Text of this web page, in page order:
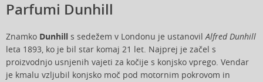
Parfumi Dunhill
Znamko Dunhill s sedežem v Londonu je ustanovilAlfred Dunhill
leta 1893, ko je bil star komaj 21 let. Najprej je začel s
proizvodnjo usnjenih vajeti za kočije s konjsko vprego. Vendar
je kmalu vzljubil konjsko moč pod motornim pokrovom in